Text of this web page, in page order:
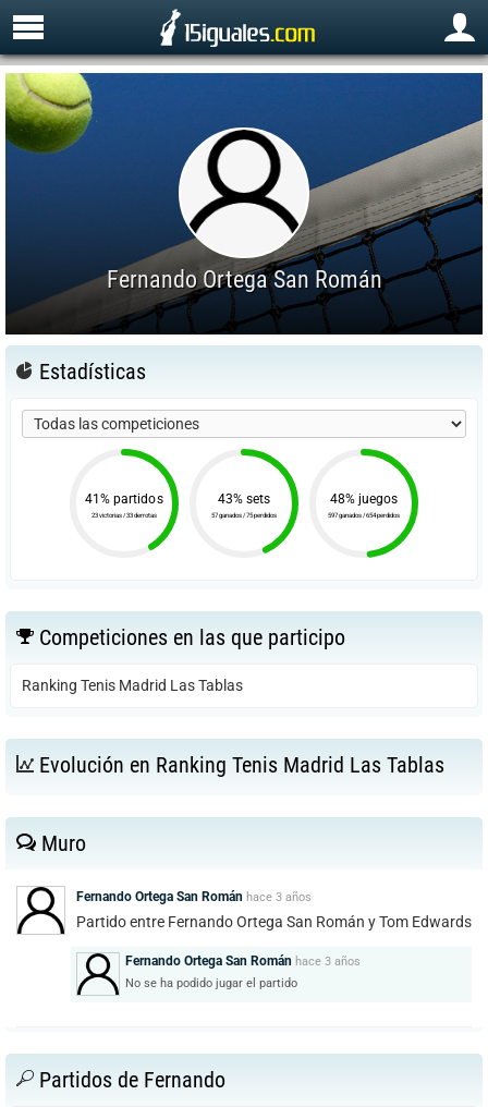
Fernando Ortega San Román
Estadísticas
41% partidos
23 victorias / 33 derrotas
43% sets
57 ganados / 75 perdidos
48% juegos
597 ganados / 654 perdidos
Competiciones en las que participo
Ranking Tenis Madrid Las Tablas
Evolución en Ranking Tenis Madrid Las Tablas
Muro
Fernando Ortega San Román hace 3 años
Partido entre Fernando Ortega San Román y Tom Edwards
Fernando Ortega San Román hace 3 años
No se ha podido jugar el partido
Partidos de Fernando